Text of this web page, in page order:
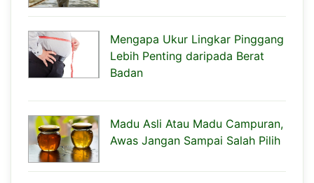
Mengapa Ukur Lingkar Pinggang
Lebih Penting daripada Berat
Badan
Madu Asli Atau Madu Campuran,
Awas Jangan Sampai Salah Pilih